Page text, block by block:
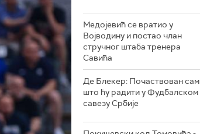
Медојевић се вратио у
Војводину и постао члан
стручног штаба тренера
Савића
Де Блекер: Почаствован сам
што ћу радити у Фудбалском
савезу Србије